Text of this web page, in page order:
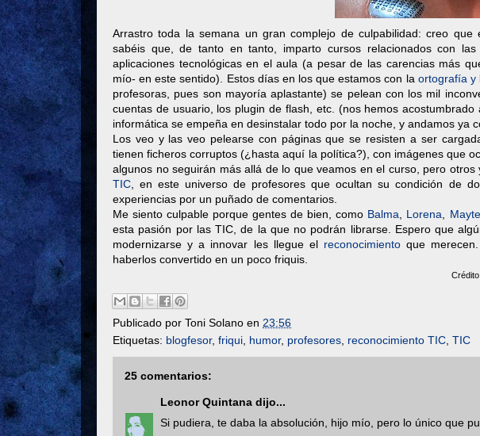
Arrastro toda la semana un gran complejo de culpabilidad: creo
sabéis que, de tanto en tanto, imparto cursos relacionados con
aplicaciones tecnológicas en el aula (a pesar de las carencias más
mío- en este sentido). Estos días en los que estamos con la ortografía y
profesoras, pues son mayoría aplastante) se pelean con los mil
cuentas de usuario, los plugin de flash, etc. (nos hemos
informática se empeña en desinstalar todo por la noche, y andamos ya
Los veo y las veo pelearse con páginas que se resisten a ser
tienen ficheros corruptos (¿hasta aquí la política?), con imágenes que
algunos no seguirán más allá de lo que veamos en el curso, pero
TIC , en este universo de profesores que ocultan su condición de
experiencias por un puñado de comentarios.
Me siento culpable porque gentes de bien, como Balma Lorena Mayte
esta pasión por las TIC, de la que no podrán librarse. Espero que
modernizarse y a innovar les llegue el reconocimientoque merecen.
haberlos convertido en un poco friquis.
Publicado por Toni Solano en 23:56
Etiquetas: blogfesor, friqui humor, profesores reconocimiento TIC TIC
25 comentarios:
Leonor Quintana dijo...
Si pudiera, te daba la absolución, hijo mío, pero lo único que